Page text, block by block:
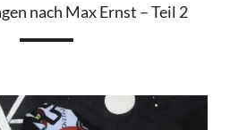
nach Max Ernst – Teil 2